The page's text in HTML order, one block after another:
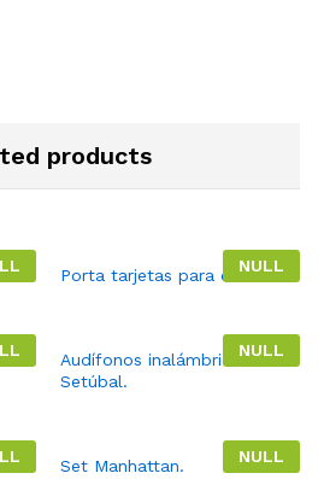
products
NULL
Porta tarjetas para celular.
NULL
Audífonos inalámbricos
Setúbal.
NULL
Set Manhattan.